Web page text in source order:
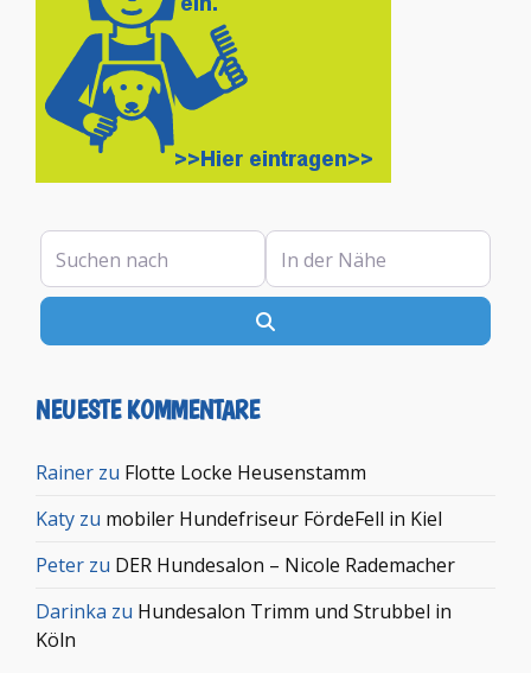
Suchen nach In der Nähe
NEUESTE KOMMENTARE
Rainer zu Flotte Locke Heusenstamm
Katy zu mobiler Hundefriseur FördeFell in Kiel
Peter zu DER Hundesalon – Nicole Rademacher
Darinka zu Hundesalon Trimm und Strubbel in
Köln